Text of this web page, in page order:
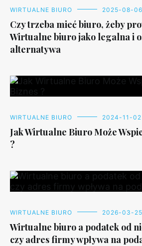
WIRTUALNE BIURO 2025-08-06
Czy trzeba mieć biuro, żeby
Wirtualne biuro jako legalna i
alternatywa
WIRTUALNE BIURO 2024-11-02
Jak Wirtualne Biuro Może
?
WIRTUALNE BIURO 2026-03-25
Wirtualne biuro a podatek od
czy adres firmy wpływa na